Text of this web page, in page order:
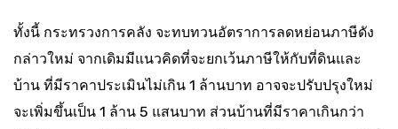
ทั้งนี้ กระทรวงการคลัง จะทบทวนอัตราการลดหย่อนภาษีดัง
กล่าวใหม่ จากเดิมมีแนวคิดที่จะยกเว้นภาษีให้กับที่ดินและ
บ้าน ที่มีราคาประเมินไม่เกิน 1 ล้านบาท อาจจะปรับปรุงใหม่
จะเพิ่มขึ้นเป็น 1 ล้าน 5 แสนบาท ส่วนบ้านที่มีราคาเกินกว่า